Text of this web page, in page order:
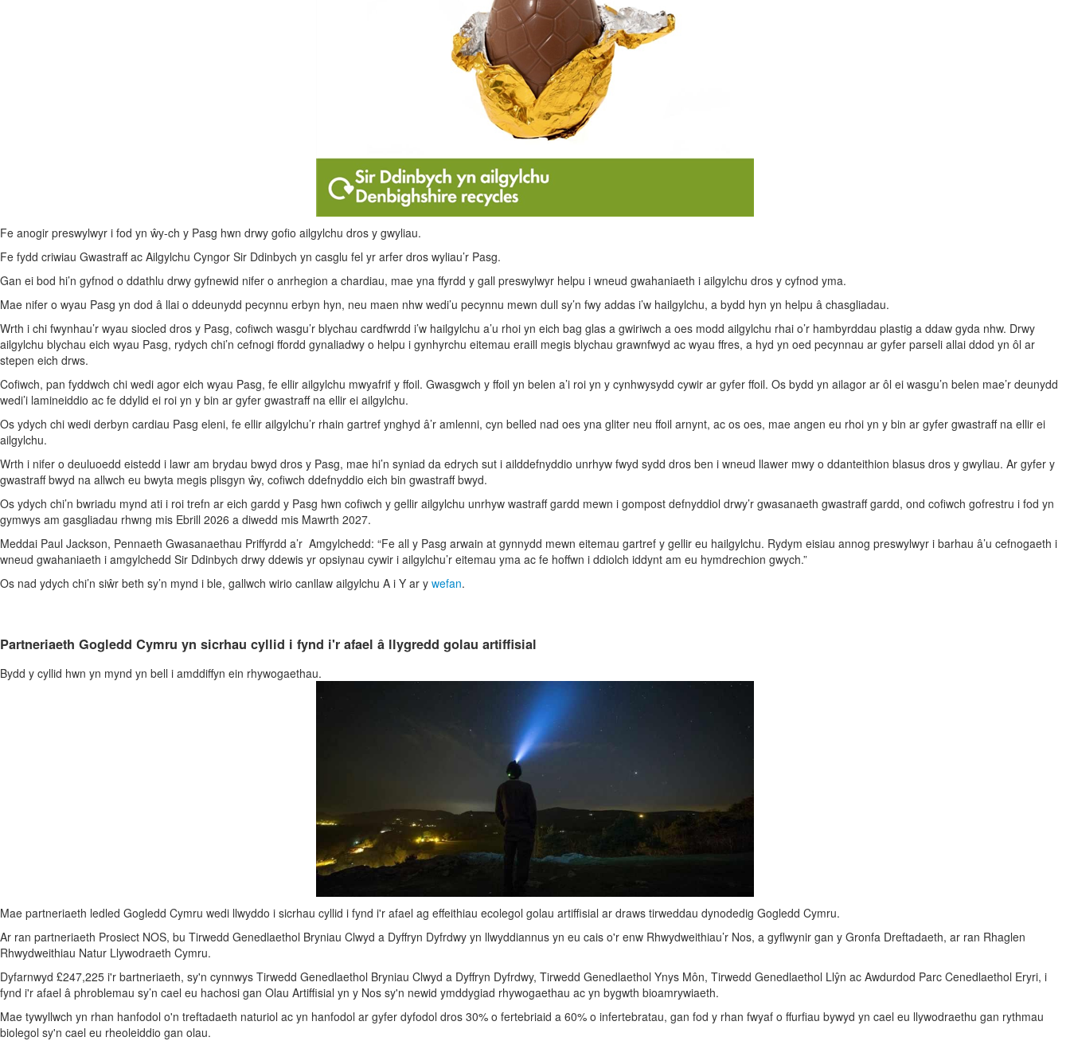
Fe anogir preswylwyr i fod yn ŵy-ch y Pasg hwn drwy gofio ailgylchu dros y gwyliau.
Fe fydd criwiau Gwastraff ac Ailgylchu Cyngor Sir Ddinbych yn casglu fel yr arfer dros wyliau’r Pasg.
Gan ei bod hi’n gyfnod o ddathlu drwy gyfnewid nifer o anrhegion a chardiau, mae yna ffyrdd y gall preswylwyr helpu i wneud gwahaniaeth i ailgylchu dros y cyfnod yma.
Mae nifer o wyau Pasg yn dod â llai o ddeunydd pecynnu erbyn hyn, neu maen nhw wedi’u pecynnu mewn dull sy’n fwy addas i’w hailgylchu, a bydd hyn yn helpu â chasgliadau.
Wrth i chi fwynhau’r wyau siocled dros y Pasg, cofiwch wasgu’r blychau cardfwrdd i’w hailgylchu a’u rhoi yn eich bag glas a gwiriwch a oes modd ailgylchu rhai o’r hambyrddau plastig a ddaw gyda nhw. Drwy
ailgylchu blychau eich wyau Pasg, rydych chi’n cefnogi ffordd gynaliadwy o helpu i gynhyrchu eitemau eraill megis blychau grawnfwyd ac wyau ffres, a hyd yn oed pecynnau ar gyfer parseli allai ddod yn ôl ar
stepen eich drws.
Cofiwch, pan fyddwch chi wedi agor eich wyau Pasg, fe ellir ailgylchu mwyafrif y ffoil. Gwasgwch y ffoil yn belen a’i roi yn y cynhwysydd cywir ar gyfer ffoil. Os bydd yn ailagor ar ôl ei wasgu’n belen mae’r deunydd
wedi’i lamineiddio ac fe ddylid ei roi yn y bin ar gyfer gwastraff na ellir ei ailgylchu.
Os ydych chi wedi derbyn cardiau Pasg eleni, fe ellir ailgylchu’r rhain gartref ynghyd â’r amlenni, cyn belled nad oes yna gliter neu ffoil arnynt, ac os oes, mae angen eu rhoi yn y bin ar gyfer gwastraff na ellir ei
ailgylchu.
Wrth i nifer o deuluoedd eistedd i lawr am brydau bwyd dros y Pasg, mae hi’n syniad da edrych sut i ailddefnyddio unrhyw fwyd sydd dros ben i wneud llawer mwy o ddanteithion blasus dros y gwyliau. Ar gyfer y
gwastraff bwyd na allwch eu bwyta megis plisgyn ŵy, cofiwch ddefnyddio eich bin gwastraff bwyd.
Os ydych chi’n bwriadu mynd ati i roi trefn ar eich gardd y Pasg hwn cofiwch y gellir ailgylchu unrhyw wastraff gardd mewn i gompost defnyddiol drwy’r gwasanaeth gwastraff gardd, ond cofiwch gofrestru i fod yn
gymwys am gasgliadau rhwng mis Ebrill 2026 a diwedd mis Mawrth 2027.
Meddai Paul Jackson, Pennaeth Gwasanaethau Priffyrdd a’r Amgylchedd: “Fe all y Pasg arwain at gynnydd mewn eitemau gartref y gellir eu hailgylchu. Rydym eisiau annog preswylwyr i barhau â’u cefnogaeth i
wneud gwahaniaeth i amgylchedd Sir Ddinbych drwy ddewis yr opsiynau cywir i ailgylchu’r eitemau yma ac fe hoffwn i ddiolch iddynt am eu hymdrechion gwych.”
Os nad ydych chi’n siŵr beth sy’n mynd i ble, gallwch wirio canllaw ailgylchu A i Y ar y wefan.
Partneriaeth Gogledd Cymru yn sicrhau cyllid i fynd i'r afael â llygredd golau artiffisial
Bydd y cyllid hwn yn mynd yn bell i amddiffyn ein rhywogaethau.
Mae partneriaeth ledled Gogledd Cymru wedi llwyddo i sicrhau cyllid i fynd i'r afael ag effeithiau ecolegol golau artiffisial ar draws tirweddau dynodedig Gogledd Cymru.
Ar ran partneriaeth Prosiect NOS, bu Tirwedd Genedlaethol Bryniau Clwyd a Dyffryn Dyfrdwy yn llwyddiannus yn eu cais o'r enw Rhwydweithiau’r Nos, a gyflwynir gan y Gronfa Dreftadaeth, ar ran Rhaglen
Rhwydweithiau Natur Llywodraeth Cymru.
Dyfarnwyd £247,225 i'r bartneriaeth, sy'n cynnwys Tirwedd Genedlaethol Bryniau Clwyd a Dyffryn Dyfrdwy, Tirwedd Genedlaethol Ynys Môn, Tirwedd Genedlaethol Llŷn ac Awdurdod Parc Cenedlaethol Eryri, i
fynd i'r afael â phroblemau sy’n cael eu hachosi gan Olau Artiffisial yn y Nos sy'n newid ymddygiad rhywogaethau ac yn bygwth bioamrywiaeth.
Mae tywyllwch yn rhan hanfodol o'n treftadaeth naturiol ac yn hanfodol ar gyfer dyfodol dros 30% o fertebriaid a 60% o infertebratau, gan fod y rhan fwyaf o ffurfiau bywyd yn cael eu llywodraethu gan rythmau
biolegol sy'n cael eu rheoleiddio gan olau.